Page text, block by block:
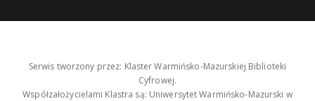
Serwis tworzony przez: Klaster Warmińsko-Mazurskiej Biblioteki
Cyfrowej.
Współzałożycielami Klastra są: Uniwersytet Warmińsko-Mazurski w